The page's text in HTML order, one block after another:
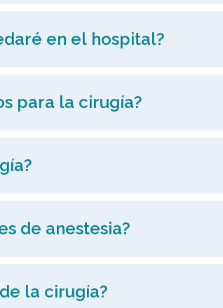
en el hospital?
para la cirugía?
de anestesia?
la cirugía?